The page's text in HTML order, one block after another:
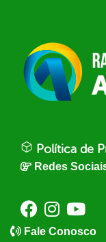
Política de
Redes
Fale Conosco